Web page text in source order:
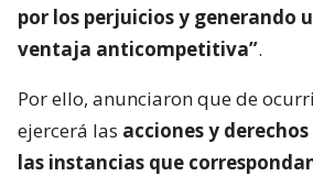
por los perjuicios y generando
ventaja anticompetitiva”.
Por ello, anunciaron que de
ejercerá las acciones y
las instancias que